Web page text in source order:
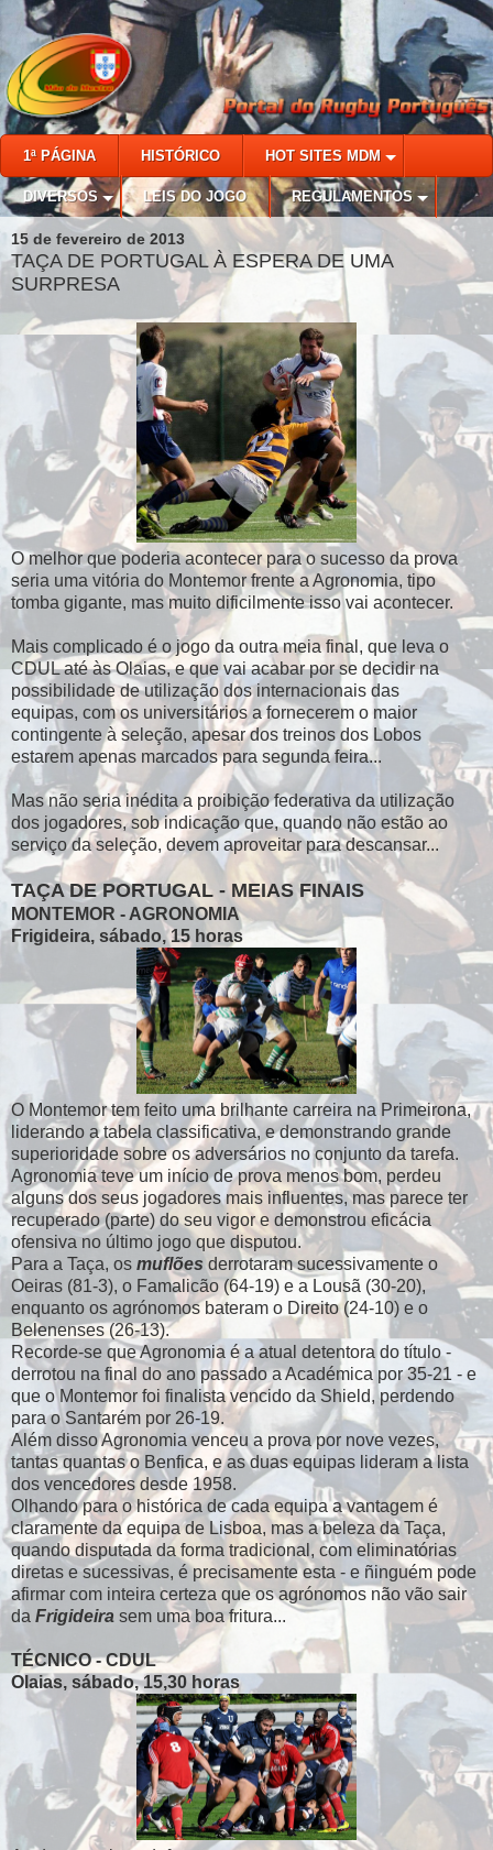
1ª PÁGINA HISTÓRICO HOT SITES MDM
DIVERSOS LEIS DO JOGO REGULAMENTOS
15 de fevereiro de 2013
TAÇA DE PORTUGAL À ESPERA DE UMA
SURPRESA
O melhor que poderia acontecer para o sucesso da prova
seria uma vitória do Montemor frente a Agronomia, tipo
tomba gigante, mas muito dificilmente isso vai acontecer.
Mais complicado é o jogo da outra meia final, que leva o
CDUL até às Olaias, e que vai acabar por se decidir na
possibilidade de utilização dos internacionais das
equipas, com os universitários a fornecerem o maior
contingente à seleção, apesar dos treinos dos Lobos
estarem apenas marcados para segunda feira...
Mas não seria inédita a proibição federativa da utilização
dos jogadores, sob indicação que, quando não estão ao
serviço da seleção, devem aproveitar para descansar...
TAÇA DE PORTUGAL - MEIAS FINAIS
MONTEMOR - AGRONOMIA
Frigideira, sábado, 15 horas
O Montemor tem feito uma brilhante carreira na Primeirona,
liderando a tabela classificativa, e demonstrando grande
superioridade sobre os adversários no conjunto da tarefa.
Agronomia teve um início de prova menos bom, perdeu
alguns dos seus jogadores mais influentes, mas parece ter
recuperado (parte) do seu vigor e demonstrou eficácia
ofensiva no último jogo que disputou.
Para a Taça, os muflões derrotaram sucessivamente o
Oeiras (81-3), o Famalicão (64-19) e a Lousã (30-20),
enquanto os agrónomos bateram o Direito (24-10) e o
Belenenses (26-13).
Recorde-se que Agronomia é a atual detentora do título -
derrotou na final do ano passado a Académica por 35-21 - e
que o Montemor foi finalista vencido da Shield, perdendo
para o Santarém por 26-19.
Além disso Agronomia venceu a prova por nove vezes,
tantas quantas o Benfica, e as duas equipas lideram a lista
dos vencedores desde 1958.
Olhando para o histórica de cada equipa a vantagem é
claramente da equipa de Lisboa, mas a beleza da Taça,
quando disputada da forma tradicional, com eliminatórias
diretas e sucessivas, é precisamente esta - e ñinguém pode
afirmar com inteira certeza que os agrónomos não vão sair
da Frigideira sem uma boa fritura...
TÉCNICO - CDUL
Olaias, sábado, 15,30 horas